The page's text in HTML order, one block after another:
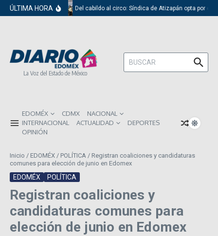
Saltar al contenido
ÚLTIMA HORA Del cabildo al circo: Síndica de Atizapán opta por el
La Voz del Estado de México
Buscar:
EDOMÉX CDMX
NACIONAL
INTERNACIONAL
ACTUALIDAD
DEPORTES
OPINIÓN
Inicio / EDOMÉX / POLÍTICA / Registran coaliciones y candidaturas
comunes para elección de junio en Edomex
EDOMÉX POLÍTICA
Registran coaliciones y
candidaturas comunes para
elección de junio en Edomex